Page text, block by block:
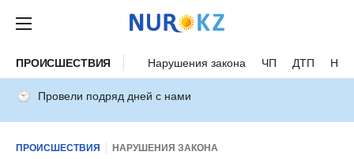
ПРОИСШЕСТВИЯ Нарушения закона ЧП ДТП
Провели подряд дней с нами
ПРОИСШЕСТВИЯ НАРУШЕНИЯ ЗАКОНА